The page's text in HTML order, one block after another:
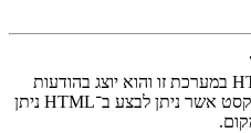
לא. אין אפשרות לשלוח HTML במערכת זו והוא יוצג בהודעות
בתור HTML. רוב עיצובי הטקסט אשר ניתן לבצע ב־HTML ניתן